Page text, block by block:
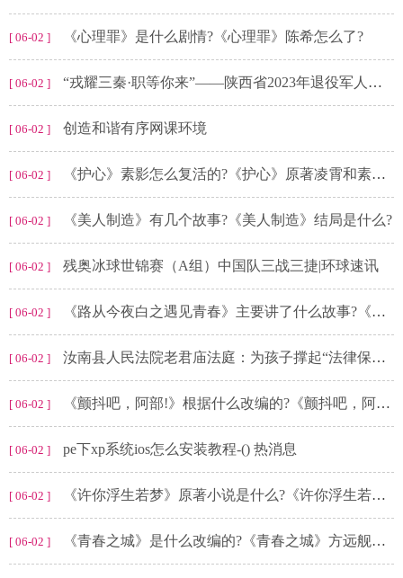
[ 06-02 ] 《心理罪》是什么剧情?《心理罪》陈希怎么了?
[ 06-02 ] “戎耀三秦·职等你来”——陕西省2023年退役军人就业招聘活动启动
[ 06-02 ] 创造和谐有序网课环境
[ 06-02 ] 《护心》素影怎么复活的?《护心》原著凌霄和素影有什么关系吗?
[ 06-02 ] 《美人制造》有几个故事?《美人制造》结局是什么?
[ 06-02 ] 残奥冰球世锦赛（A组）中国队三战三捷|环球速讯
[ 06-02 ] 《路从今夜白之遇见青春》主要讲了什么故事?《路从今夜白之遇见青春》结局是什么?
[ 06-02 ] 汝南县人民法院老君庙法庭：为孩子撑起“法律保护伞” 天天热议
[ 06-02 ] 《颤抖吧，阿部!》根据什么改编的?《颤抖吧，阿部2》大结局是什么?
[ 06-02 ] pe下xp系统ios怎么安装教程-() 热消息
[ 06-02 ] 《许你浮生若梦》原著小说是什么?《许你浮生若梦》小说结局是什么?
[ 06-02 ] 《青春之城》是什么改编的?《青春之城》方远舰和谁在一起了?